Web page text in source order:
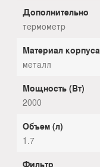
Дополнительно
термометр
Материал корпуса
металл
Мощность (Вт)
2000
Объем (л)
1.7
Фильтр